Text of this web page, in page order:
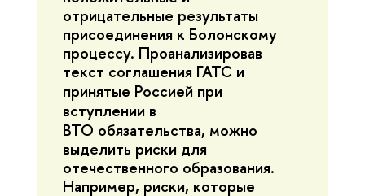
отрицательные результаты
присоединения к Болонскому
процессу. Проанализировав
текст соглашения ГАТС и
принятые Россией при
вступлении в
ВТО обязательства, можно
выделить риски для
отечественного образования.
Например, риски, которые